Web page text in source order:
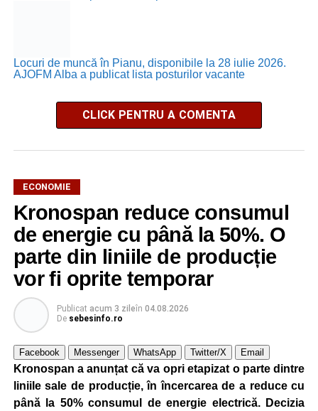
Locuri de muncă în Pianu, disponibile la 28 iulie 2026.
AJOFM Alba a publicat lista posturilor vacante
CLICK PENTRU A COMENTA
ECONOMIE
Kronospan reduce consumul
de energie cu până la 50%. O
parte din liniile de producție
vor fi oprite temporar
Publicat acum 3 zileîn 04.08.2026
De sebesinfo.ro
Facebook Messenger WhatsApp Twitter/X Email
Kronospan a anunțat că va opri etapizat o parte dintre
liniile sale de producție, în încercarea de a reduce cu
până la 50% consumul de energie electrică. Decizia